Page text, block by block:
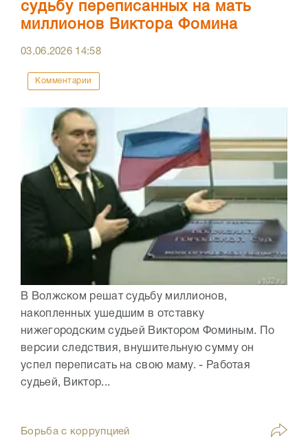
судьбу переписанных на мать
миллионов Виктора Фомина
03.06.2026 14:58
Комментарии
В Волжском решат судьбу миллионов,
накопленных ушедшим в отставку
нижегородским судьей Виктором Фоминым. По
версии следствия, внушительную сумму он
успел переписать на свою маму. - Работая
судьей, Виктор...
Борьба с коррупцией